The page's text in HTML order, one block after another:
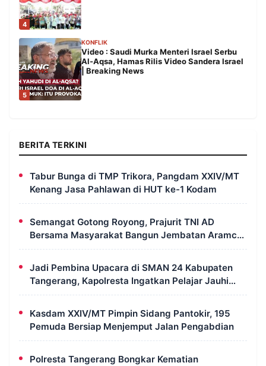
4
5
KONFLIK
Video : Saudi Murka Menteri Israel Serbu
Al-Aqsa, Hamas Rilis Video Sandera Israel
| Breaking News
BERITA TERKINI
Tabur Bunga di TMP Trikora, Pangdam XXIV/MT
Kenang Jasa Pahlawan di HUT ke-1 Kodam
Semangat Gotong Royong, Prajurit TNI AD
Bersama Masyarakat Bangun Jembatan Aramco
di Merauke
Jadi Pembina Upacara di SMAN 24 Kabupaten
Tangerang, Kapolresta Ingatkan Pelajar Jauhi
Tawuran hingga Judi Online
Kasdam XXIV/MT Pimpin Sidang Pantokir, 195
Pemuda Bersiap Menjemput Jalan Pengabdian
Polresta Tangerang Bongkar Kematian